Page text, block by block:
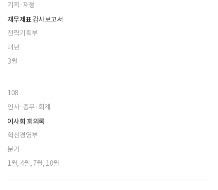
기획·재정
재무제표 감사보고서
전략기획부
매년
3월
108
인사·총무·회계
이사회 회의록
혁신경영부
분기
1월, 4월, 7월, 10월